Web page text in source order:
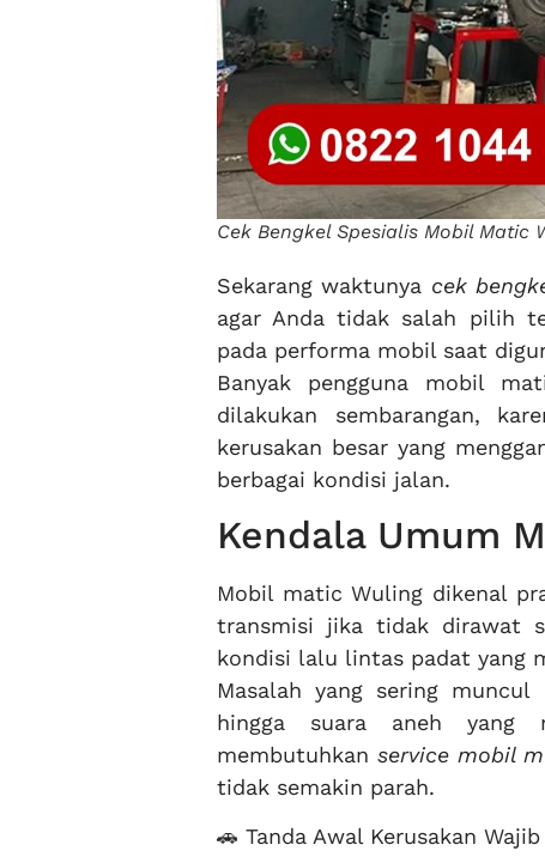
Cek Bengkel Spesialis Mobil Matic
Sekarang waktunya cek
agar Anda tidak salah pilih
pada performa mobil saat
Banyak pengguna mobil
dilakukan sembarangan,
kerusakan besar yang
berbagai kondisi jalan.
Kendala Umum
Mobil matic Wuling dikenal
transmisi jika tidak dirawat
kondisi lalu lintas padat yang
Masalah yang sering
hingga suara aneh yang
membutuhkan service mobil
tidak semakin parah.
🚗 Tanda Awal Kerusakan